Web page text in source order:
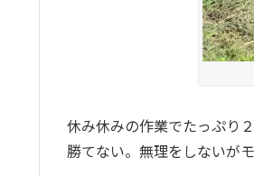
休み休みの作業でたっぷり
勝てない。無理をしないが